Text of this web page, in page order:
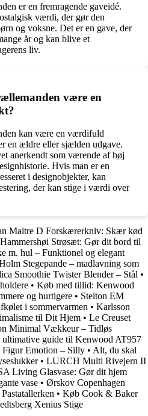
er en fremragende gaveidé.
værdi, der gør den
og voksne. Det er en gave, der
år og kan blive et
liv.
være en
kan være en værdifuld
en ældre eller sjælden udgave.
anerkendt som værende af høj
Hvis man er en
i designobjekter, kan
der kan stige i værdi over
Maitre D Forskærerkniv: Skær kød
Strøsæt: Gør dit bord til
m. hul – Funktionel og elegant
Stegepande – madlavning som
Smoothie Twister Blender – Stål •
• Køb med tillid: Kenwood
og hurtigere • Stelton EM
i sommervarmen • Karlsson
til Dit Hjem • Le Creuset
Minimal Vækkeur – Tidløs
ultimative guide til Kenwood AT957
Figur Emotion – Silly • Alt, du skal
• LURCH Multi Rivejern II
Living Glasvase: Gør dit hjem
vase • Ørskov Copenhagen
• Køb Cook & Baker
Xenius Stige